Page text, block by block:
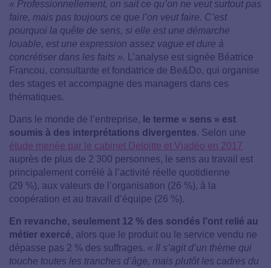
« Professionnellement, on sait ce qu’on ne veut surtout pas
faire, mais pas toujours ce que l’on veut faire. C’est
pourquoi la quête de sens, si elle est une démarche
louable, est une expression assez vague et dure à
concrétiser dans les faits ».
L’analyse est signée Béatrice
Francou, consultante et fondatrice de Be&Do, qui organise
des stages et accompagne des managers dans ces
thématiques.
Dans le monde de l’entreprise, le terme « sens » est
soumis à des interprétations divergentes. Selon une
étude menée par le cabinet Deloitte et Viadéo en 2017
auprès de plus de 2 300 personnes, le sens au travail est
principalement corrélé à l’activité réelle quotidienne
(29 %), aux valeurs de l’organisation (26 %), à la
coopération et au travail d’équipe (26 %).
En revanche, seulement 12 % des sondés l’ont relié au
métier exercé, alors que le produit ou le service vendu ne
dépasse pas 2 % des suffrages. « Il s’agit d’un thème qui
touche toutes les tranches d’âge, mais plutôt les cadres du